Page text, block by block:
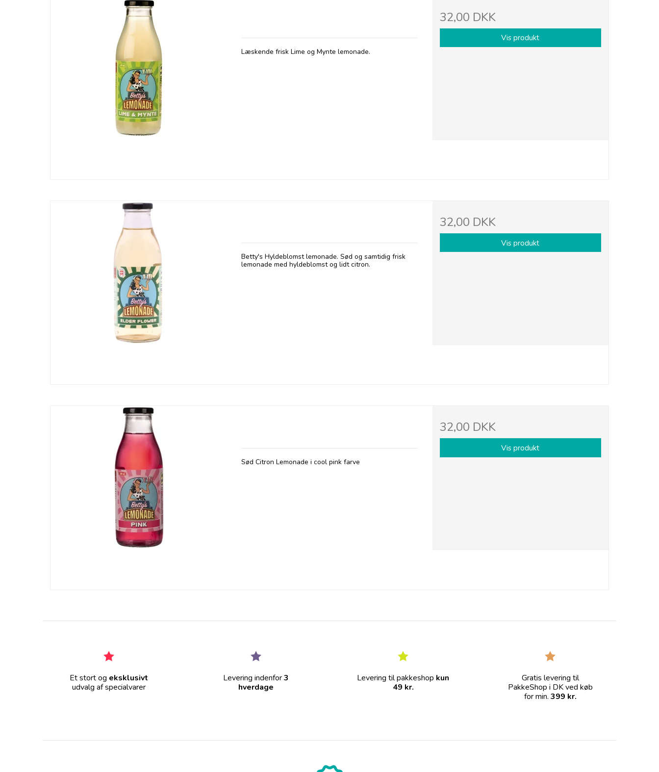
Læskende frisk Lime og Mynte lemonade.
32,00 DKK
Vis produkt
Betty's Hyldeblomst lemonade. Sød og samtidig frisk
lemonade med hyldeblomst og lidt citron.
32,00 DKK
Vis produkt
Sød Citron Lemonade i cool pink farve
32,00 DKK
Vis produkt
Et stort og eksklusivt
udvalg af specialvarer
Levering indenfor3
hverdage
Levering til pakkeshop kun
49 kr.
Gratis levering til
PakkeShop i DK ved køb
for min. 399 kr.